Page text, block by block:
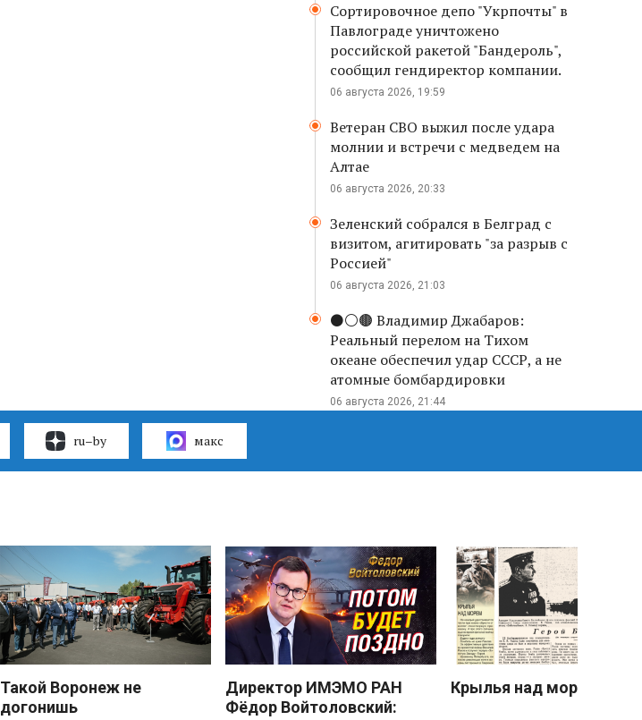
Сортировочное депо "Укрпочты" в
Павлограде уничтожено
российской ракетой "Бандероль",
сообщил гендиректор компании.
06 августа 2026, 19:59
Ветеран СВО выжил после удара
молнии и встречи с медведем на
Алтае
06 августа 2026, 20:33
Зеленский собрался в Белград с
визитом, агитировать "за разрыв с
Россией"
06 августа 2026, 21:03
⚫️⚪️🟤 Владимир Джабаров:
Реальный перелом на Тихом
океане обеспечил удар СССР, а не
атомные бомбардировки
06 августа 2026, 21:44
ru–by макс
Такой Воронеж не
догонишь
Директор ИМЭМО РАН
Фёдор Войтоловский:
Крылья над морем